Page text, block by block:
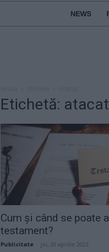
NEWS
Etichetă: atacat
Cum și când se poate
testament?
Publicitate joi, 20 aprilie 2023